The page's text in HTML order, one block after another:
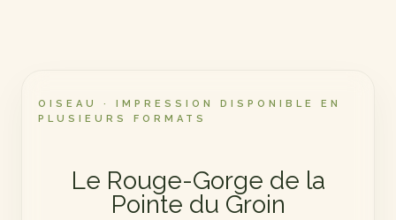
OISEAU · IMPRESSION DISPONIBLE EN
PLUSIEURS FORMATS
Le Rouge-Gorge de la
Pointe du Groin